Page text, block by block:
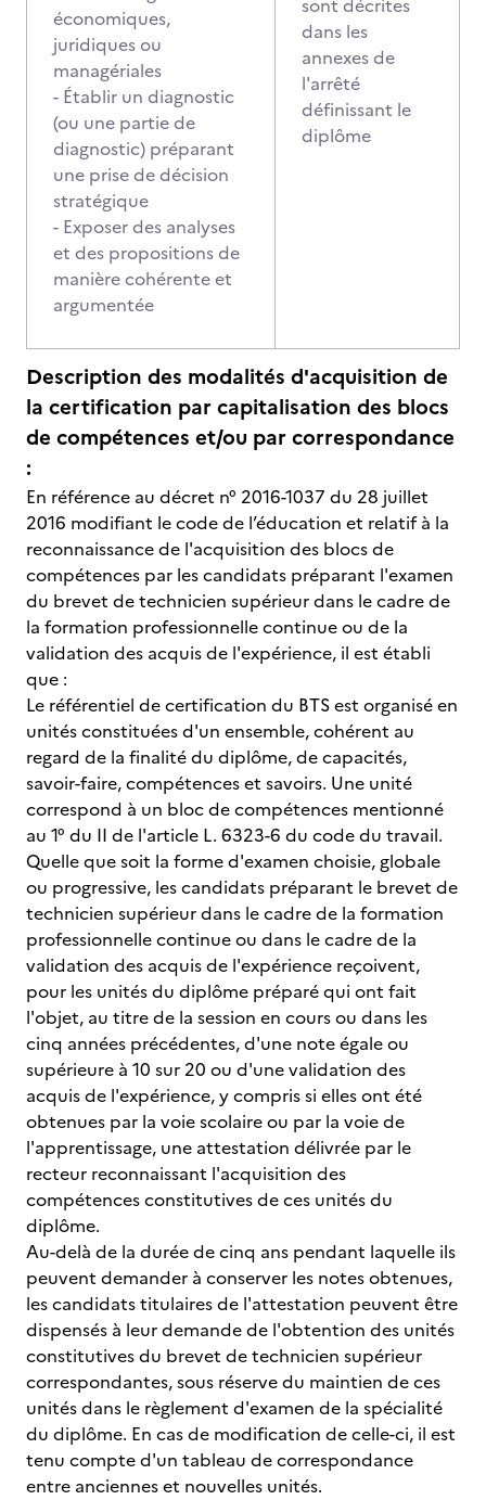
économiques,
juridiques ou
managériales
- Établir un diagnostic
(ou une partie de
diagnostic) préparant
une prise de décision
stratégique
- Exposer des analyses
et des propositions de
manière cohérente et
argumentée
sont décrites
dans les
annexes de
l'arrêté
définissant le
diplôme
Description des modalités d'acquisition de
la certification par capitalisation des blocs
de compétences et/ou par correspondance
:
En référence au décret n° 2016-1037 du 28 juillet
2016 modifiant le code de l’éducation et relatif à la
reconnaissance de l'acquisition des blocs de
compétences par les candidats préparant l'examen
du brevet de technicien supérieur dans le cadre de
la formation professionnelle continue ou de la
validation des acquis de l'expérience, il est établi
que :
Le référentiel de certification du BTS est organisé en
unités constituées d'un ensemble, cohérent au
regard de la finalité du diplôme, de capacités,
savoir-faire, compétences et savoirs. Une unité
correspond à un bloc de compétences mentionné
au 1° du II de l'article L. 6323-6 du code du travail.
Quelle que soit la forme d'examen choisie, globale
ou progressive, les candidats préparant le brevet de
technicien supérieur dans le cadre de la formation
professionnelle continue ou dans le cadre de la
validation des acquis de l'expérience reçoivent,
pour les unités du diplôme préparé qui ont fait
l'objet, au titre de la session en cours ou dans les
cinq années précédentes, d'une note égale ou
supérieure à 10 sur 20 ou d'une validation des
acquis de l'expérience, y compris si elles ont été
obtenues par la voie scolaire ou par la voie de
l'apprentissage, une attestation délivrée par le
recteur reconnaissant l'acquisition des
compétences constitutives de ces unités du
diplôme.
Au-delà de la durée de cinq ans pendant laquelle ils
peuvent demander à conserver les notes obtenues,
les candidats titulaires de l'attestation peuvent être
dispensés à leur demande de l'obtention des unités
constitutives du brevet de technicien supérieur
correspondantes, sous réserve du maintien de ces
unités dans le règlement d'examen de la spécialité
du diplôme. En cas de modification de celle-ci, il est
tenu compte d'un tableau de correspondance
entre anciennes et nouvelles unités.